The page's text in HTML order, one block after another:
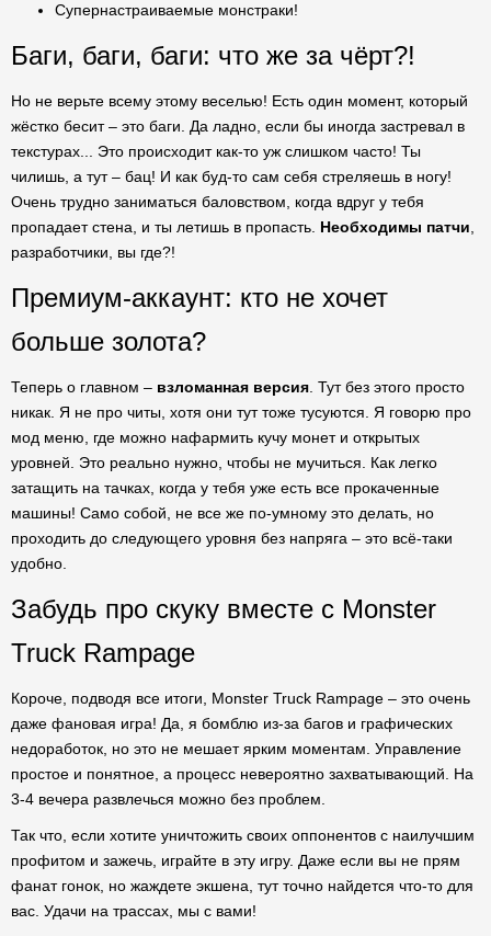
Супернастраиваемые монстраки!
Баги, баги, баги: что же за чёрт?!
Но не верьте всему этому веселью! Есть один момент, который
жёстко бесит – это баги. Да ладно, если бы иногда застревал в
текстурах... Это происходит как-то уж слишком часто! Ты
чилишь, а тут – бац! И как буд-то сам себя стреляешь в ногу!
Очень трудно заниматься баловством, когда вдруг у тебя
пропадает стена, и ты летишь в пропасть. Необходимы патчи
разработчики, вы где?!
Премиум-аккаунт: кто не хочет
больше золота?
Теперь о главном – взломанная версия . Тут без этого просто
никак. Я не про читы, хотя они тут тоже тусуются. Я говорю про
мод меню, где можно нафармить кучу монет и открытых
уровней. Это реально нужно, чтобы не мучиться. Как легко
затащить на тачках, когда у тебя уже есть все прокаченные
машины! Само собой, не все же по-умному это делать, но
проходить до следующего уровня без напряга – это всё-таки
удобно.
Забудь про скуку вместе с Monster
Truck Rampage
Короче, подводя все итоги, Monster Truck Rampage – это очень
даже фановая игра! Да, я бомблю из-за багов и графических
недоработок, но это не мешает ярким моментам. Управление
простое и понятное, а процесс невероятно захватывающий. На
3-4 вечера развлечься можно без проблем.
Так что, если хотите уничтожить своих оппонентов с наилучшим
профитом и зажечь, играйте в эту игру. Даже если вы не прям
фанат гонок, но жаждете экшена, тут точно найдется что-то для
вас. Удачи на трассах, мы с вами!